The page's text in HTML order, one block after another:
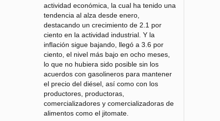
actividad económica, la cual ha tenido una
tendencia al alza desde enero,
destacando un crecimiento de 2.1 por
ciento en la actividad industrial. Y la
inflación sigue bajando, llegó a 3.6 por
ciento, el nivel más bajo en ocho meses,
lo que no hubiera sido posible sin los
acuerdos con gasolineros para mantener
el precio del diésel, así como con los
productores, productoras,
comercializadores y comercializadoras de
alimentos como el jitomate.